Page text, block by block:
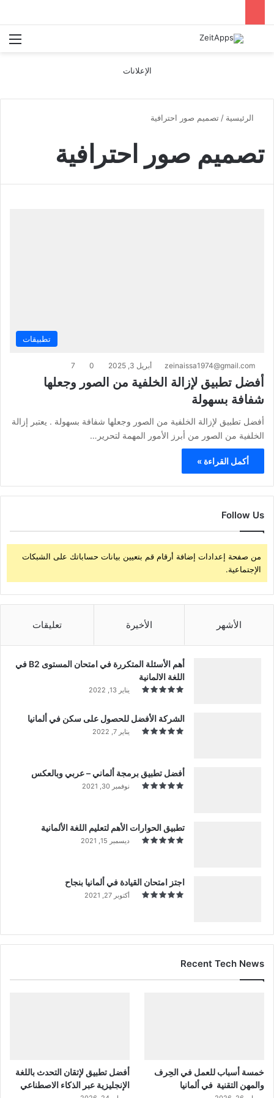
بحث عن
الإعلانات
الرئيسية / تصميم صور احترافية
تصميم صور احترافية
تطبيقات
zeinaissa1974@gmail.com أبريل 3, 2025 0
7
أفضل تطبيق لإزالة الخلفية من الصور وجعلها
شفافة بسهولة
أفضل تطبيق لإزالة الخلفية من الصور وجعلها شفافة بسهولة . يعتبر إزالة
الخلفية من الصور من أبرز الأمور المهمة لتحرير…
أكمل القراءة »
Follow Us
من صفحة إعدادات إضافة أرقام قم بتعيين بيانات حساباتك على الشبكات
الإجتماعية.
الأشهر الأخيرة تعليقات
أهم الأسئلة المتكررة في امتحان المستوى B2 في
اللغة الالمانية
يناير 13, 2022
الشركة الأفضل للحصول على سكن في ألمانيا
يناير 7, 2022
أفضل تطبيق برمجة ألماني – عربي وبالعكس
نوفمبر 30, 2021
تطبيق الحوارات الأهم لتعليم اللغة الألمانية
ديسمبر 15, 2021
اجتز امتحان القيادة في ألمانيا بنجاح
أكتوبر 27, 2021
Recent Tech News
خمسة أسباب للعمل في الحِرف
والمهن التقنية في ألمانيا
أفضل تطبيق لإتقان التحدث باللغة
الإنجليزية عبر الذكاء الاصطناعي